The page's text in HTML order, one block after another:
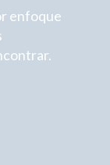
enfoque